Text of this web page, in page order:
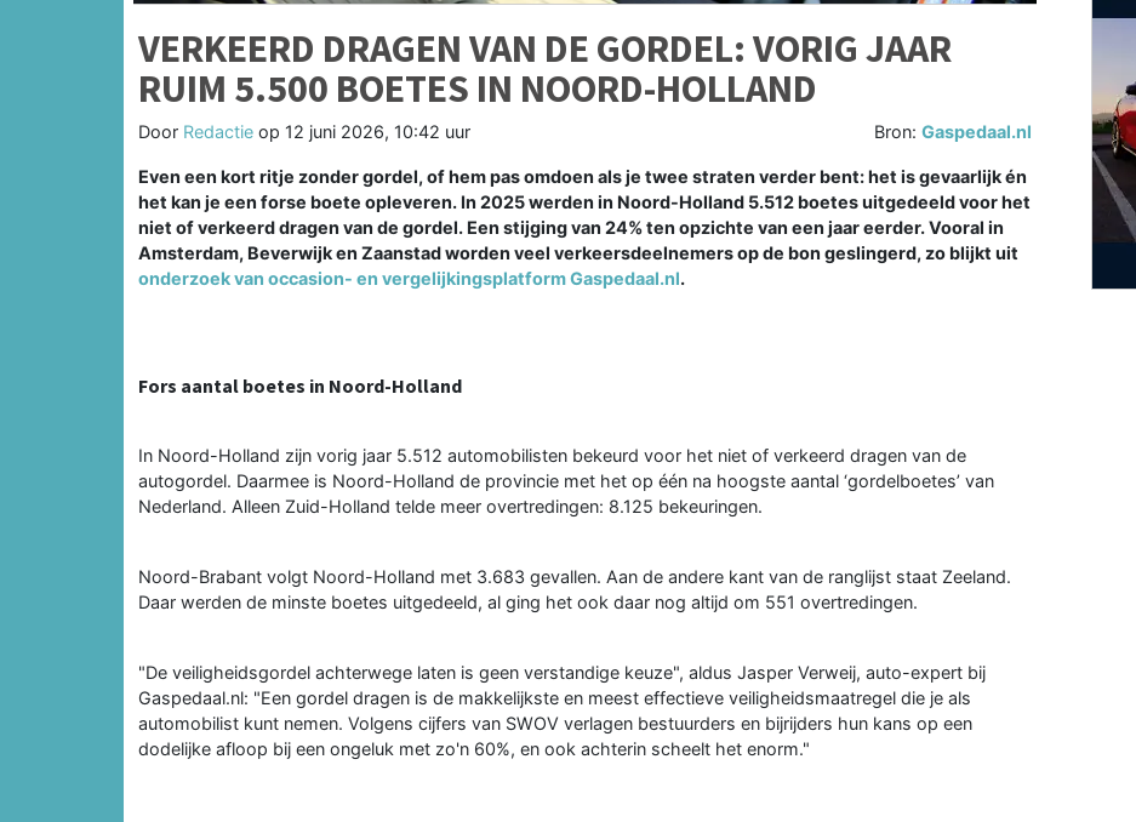
VERKEERD DRAGEN VAN DE GORDEL: VORIG JAAR
RUIM 5.500 BOETES IN NOORD-HOLLAND
Door Redactie op 12 juni 2026, 10:42 uur Bron:Gaspedaal.nl
Even een kort ritje zonder gordel, of hem pas omdoen als je twee straten verder bent: het is gevaarlijk én
het kan je een forse boete opleveren. In 2025 werden in Noord-Holland 5.512 boetes uitgedeeld voor het
niet of verkeerd dragen van de gordel. Een stijging van 24% ten opzichte van een jaar eerder. Vooral in
Amsterdam, Beverwijk en Zaanstad worden veel verkeersdeelnemers op de bon geslingerd, zo blijkt uit
onderzoek van occasion- en vergelijkingsplatform Gaspedaal.nl.
Fors aantal boetes in Noord-Holland
In Noord-Holland zijn vorig jaar 5.512 automobilisten bekeurd voor het niet of verkeerd dragen van de
autogordel. Daarmee is Noord-Holland de provincie met het op één na hoogste aantal ‘gordelboetes’ van
Nederland. Alleen Zuid-Holland telde meer overtredingen: 8.125 bekeuringen.
Noord-Brabant volgt Noord-Holland met 3.683 gevallen. Aan de andere kant van de ranglijst staat Zeeland.
Daar werden de minste boetes uitgedeeld, al ging het ook daar nog altijd om 551 overtredingen.
"De veiligheidsgordel achterwege laten is geen verstandige keuze", aldus Jasper Verweij, auto-expert bij
Gaspedaal.nl: "Een gordel dragen is de makkelijkste en meest effectieve veiligheidsmaatregel die je als
automobilist kunt nemen. Volgens cijfers van SWOV verlagen bestuurders en bijrijders hun kans op een
dodelijke afloop bij een ongeluk met zo'n 60%, en ook achterin scheelt het enorm."